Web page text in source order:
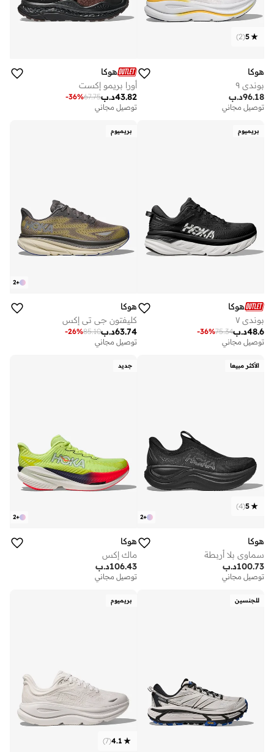
5
(
2
)
هوكا
بوندي ٩
د.ب96.18
توصيل مجاني
هوكا
أورا بريمو إكست
د.ب43.82
67.75
-36%
توصيل مجاني
بريميوم
هوكا
بوندي ٧
د.ب48.6
75.34
-36%
توصيل مجاني
بريميوم
+
2
هوكا
كليفتون جي تي إكس
د.ب63.74
85.10
-26%
توصيل مجاني
الأكثر مبيعا
+
2
5
(
4
)
هوكا
سماوي بلا أربطة
د.ب100.73
توصيل مجاني
جديد
+
2
هوكا
ماك إكس
د.ب106.43
توصيل مجاني
للجنسين بريميوم
4.1
(
7
)